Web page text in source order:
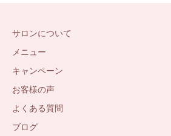
サロンについて
メニュー
キャンペーン
お客様の声
よくある質問
ブログ